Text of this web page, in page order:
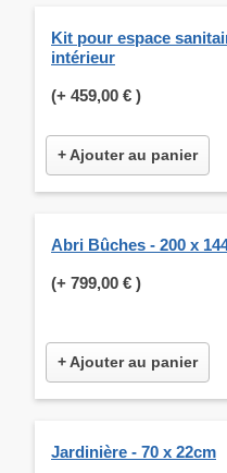
Kit pour espace
intérieur
(+ 459,00 € )
+ Ajouter au panier
Abri Bûches - 200 x
(+ 799,00 € )
+ Ajouter au panier
Jardinière - 70 x 22cm